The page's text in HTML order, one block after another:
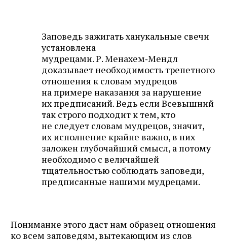
Заповедь зажигать ханукальные свечи
установлена
мудрецами. Р. Менахем‑Мендл
доказывает необходимость трепетного
отношения к словам мудрецов
на примере наказания за нарушение
их предписаний. Ведь если Всевышний
так строго подходит к тем, кто
не следует словам мудрецов, значит,
их исполнение крайне важно, в них
заложен глубочайший смысл, а потому
необходимо с величайшей
тщательностью соблюдать заповеди,
предписанные нашими мудрецами.
Понимание этого даст нам образец отношения
ко всем заповедям, вытекающим из слов